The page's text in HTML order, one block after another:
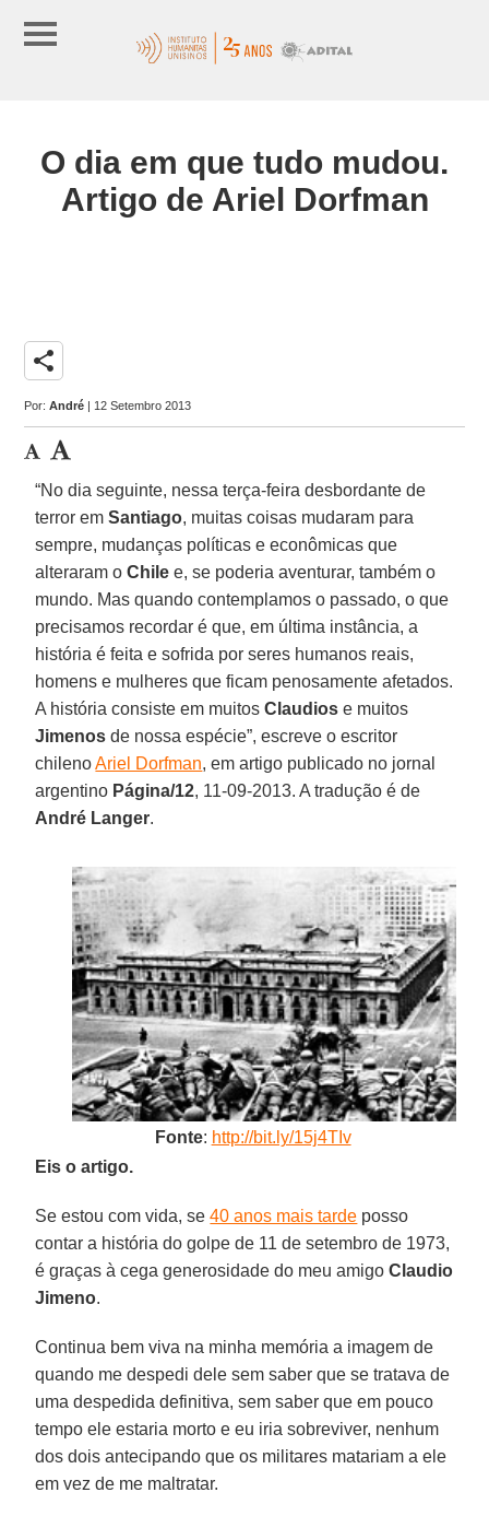
O dia em que tudo mudou.
Artigo de Ariel Dorfman
share
Por:André | 12 Setembro 2013
“No dia seguinte, nessa terça-feira desbordante de
terror emSantiago, muitas coisas mudaram para
sempre, mudanças políticas e econômicas que
alteraram oChile e, se poderia aventurar, também o
mundo. Mas quando contemplamos o passado, o que
precisamos recordar é que, em última instância, a
história é feita e sofrida por seres humanos reais,
homens e mulheres que ficam penosamente afetados.
A história consiste em muitosClaudios e muitos
Jimenos de nossa espécie”, escreve o escritor
chilenoAriel Dorfman, em artigo publicado no jornal
argentino Página/12, 11-09-2013. A tradução é de
André Langer.
Fonte: http://bit.ly/15j4TIv
Eis o artigo.
Se estou com vida, se40 anos mais tarde posso
contar a história do golpe de 11 de setembro de 1973,
é graças à cega generosidade do meu amigoClaudio
Jimeno.
Continua bem viva na minha memória a imagem de
quando me despedi dele sem saber que se tratava de
uma despedida definitiva, sem saber que em pouco
tempo ele estaria morto e eu iria sobreviver, nenhum
dos dois antecipando que os militares matariam a ele
em vez de me maltratar.